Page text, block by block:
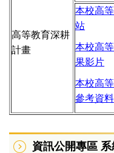
高等教育深耕
計畫
本校高
站
本校高
果影片
本校高
參考資料
資訊公開專區 系